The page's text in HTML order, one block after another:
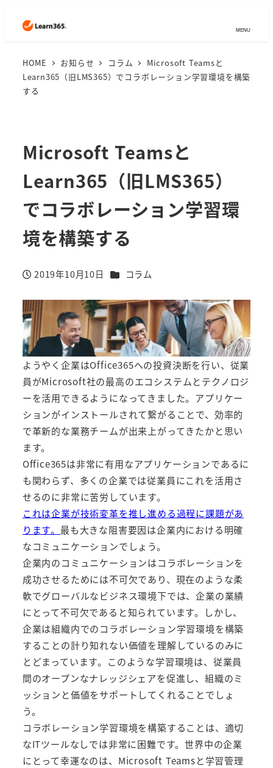
MENU
HOME お知らせ コラム
Microsoft Teamsと
Learn365（旧LMS365）でコラボレーション学習環境を構築
する
Microsoft Teamsと
Learn365（旧LMS365）
でコラボレーション学習環
境を構築する
投稿日
2019年10月10日 カテゴリー
コラム
ようやく企業はOffice365への投資決断を行い、従業
員がMicrosoft社の最高のエコシステムとテクノロジ
ーを活用できるようになってきました。アプリケー
ションがインストールされて繋がることで、効率的
で革新的な業務チームが出来上がってきたかと思い
ます。
Office365は非常に有用なアプリケーションであるに
も関わらず、多くの企業では従業員にこれを活用さ
せるのに非常に苦労しています。
これは企業が技術変革を推し進める過程に課題があ
ります。 最も大きな阻害要因は企業内における明確
なコミュニケーションでしょう。
企業内のコミュニケーションはコラボレーションを
成功させるためには不可欠であり、現在のような柔
軟でグローバルなビジネス環境下では、企業の業績
にとって不可欠であると知られています。しかし、
企業は組織内でのコラボレーション学習環境を構築
することの計り知れない価値を理解しているのみに
とどまっています。このような学習環境は、従業員
間のオープンなナレッジシェアを促進し、組織のミ
ッションと価値をサポートしてくれることでしょ
う。
コラボレーション学習環境を構築することは、適切
なITツールなしでは非常に困難です。世界中の企業
にとって幸運なのは、Microsoft Teamsと学習管理